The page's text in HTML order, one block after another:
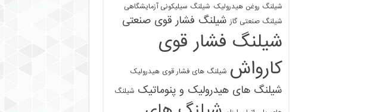
شیلنگ روغن هیدرولیک شیلنگ سیلیکونی آزمایشگاهی
شیلنگ صنعتی گاز شیلنگ فشار قوی صنعتی
شیلنگ فشار قوی
کارواش شیلنگ های فشار قوی هیدرولیک
شیلنگ های هیدرولیک و پنوماتیک شیلنگ